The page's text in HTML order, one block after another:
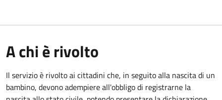
A chi è rivolto
Il servizio è rivolto ai cittadini che, in seguito alla nascita di un
bambino, devono adempiere all'obbligo di registrarne la